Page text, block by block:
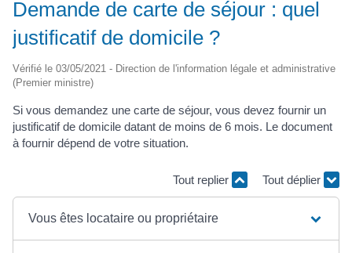
Demande de carte de séjour : quel
justificatif de domicile ?
Vérifié le 03/05/2021 - Direction de l'information légale et administrative
(Premier ministre)
Si vous demandez une carte de séjour, vous devez fournir un
justificatif de domicile datant de moins de 6 mois. Le document
à fournir dépend de votre situation.
Tout replier Tout déplier
Vous êtes locataire ou propriétaire